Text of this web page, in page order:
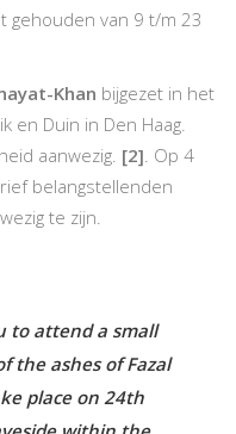
gehouden van 9 t/m 23
Khan bijgezet in het
en Duin in Den Haag.
aanwezig. [2]. Op 4
belangstellenden
te zijn.
to attend a small
the ashes of Fazal
place on 24th